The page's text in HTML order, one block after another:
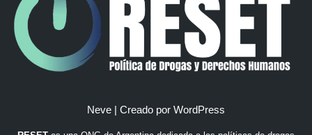
Neve | Creado por WordPress